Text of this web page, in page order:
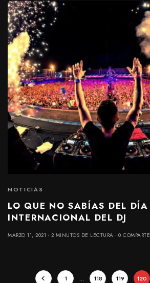
NOTICIAS
LO QUE NO SABÍAS DEL DÍA
INTERNACIONAL DEL DJ
MARZO 11, 2021 2 MINUTOS DE LECTURA 0 COMPARTE
1 … 118 119 120